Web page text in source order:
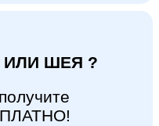
ШЕЯ ?